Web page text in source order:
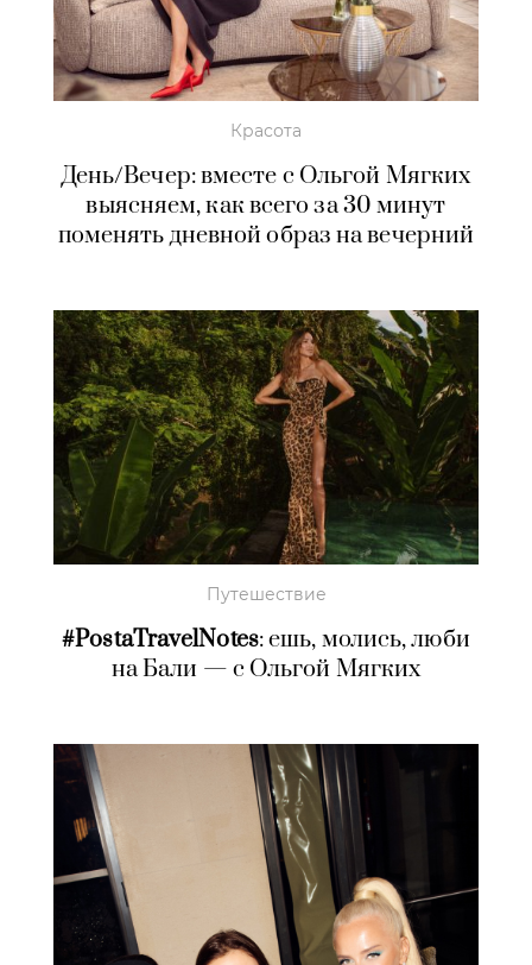
Красота
День/Вечер: вместе с Ольгой Мягких
выясняем, как всего за 30 минут
поменять дневной образ на вечерний
Путешествие
#PostaTravelNotes: ешь, молись, люби
на Бали — с Ольгой Мягких